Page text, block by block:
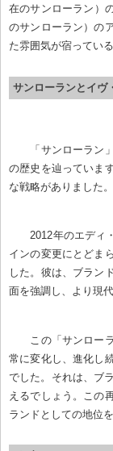
在のサンローラン）
のサンローラン）の
た雰囲気が宿っている
サンローランとイヴ
「サンローラン
の歴史を辿っていま
な戦略がありました。
2012年のエディ
インの変更にとどま
した。彼は、ブラン
面を強調し、より現
この「サンロー
常に変化し、進化し
でした。それは、ブ
えるでしょう。この
ランドとしての地位